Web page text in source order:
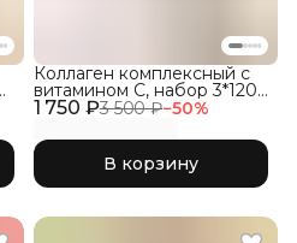
1 750 ₽3 500 ₽−50%
Коллаген комплексный с
витамином C, набор 3*120
капсул
В корзину